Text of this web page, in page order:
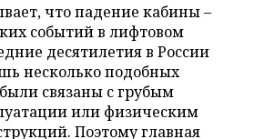
что падение кабины –
событий в лифтовом
десятилетия в России
несколько подобных
связаны с грубым
или физическим
Поэтому главная